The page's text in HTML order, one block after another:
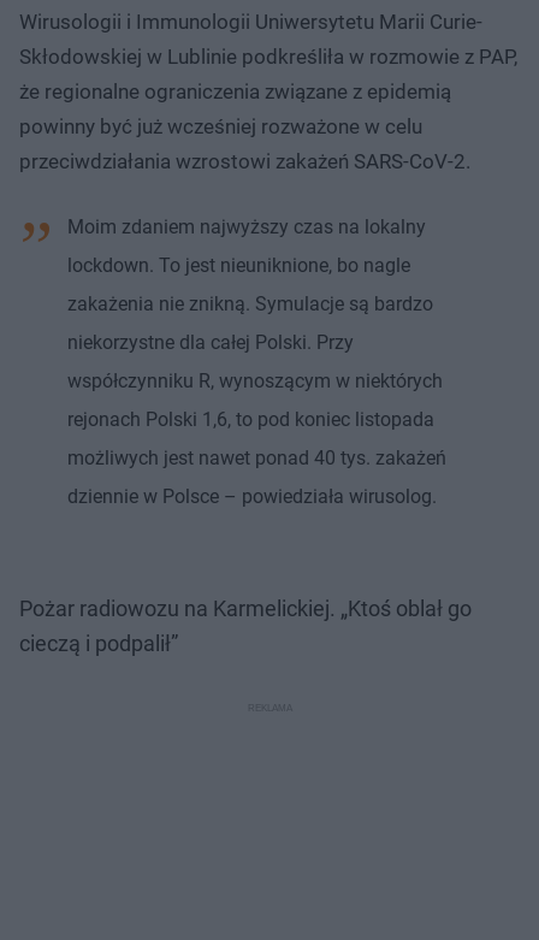
Wirusologii i Immunologii Uniwersytetu Marii Curie-
Skłodowskiej w Lublinie podkreśliła w rozmowie z PAP,
że regionalne ograniczenia związane z epidemią
powinny być już wcześniej rozważone w celu
przeciwdziałania wzrostowi zakażeń SARS-CoV-2.
Moim zdaniem najwyższy czas na lokalny
lockdown. To jest nieuniknione, bo nagle
zakażenia nie znikną. Symulacje są bardzo
niekorzystne dla całej Polski. Przy
współczynniku R, wynoszącym w niektórych
rejonach Polski 1,6, to pod koniec listopada
możliwych jest nawet ponad 40 tys. zakażeń
dziennie w Polsce – powiedziała wirusolog.
Pożar radiowozu na Karmelickiej. „Ktoś oblał go
cieczą i podpalił”